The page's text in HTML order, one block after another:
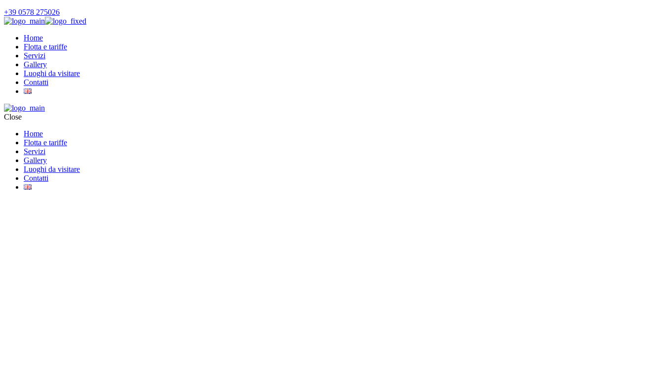
+39 0578 275026
Home
Flotta e tariffe
Servizi
Gallery
Luoghi da visitare
Contatti
Close
Home
Flotta e tariffe
Servizi
Gallery
Luoghi da visitare
Contatti